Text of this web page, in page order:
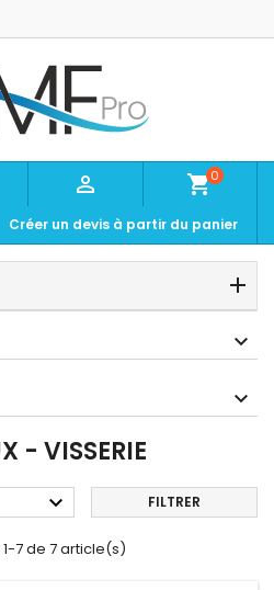
 shopping_cart0
Créer un devis à partir du panier
- VISSERIE
 FILTRER
7 de 7 article(s)